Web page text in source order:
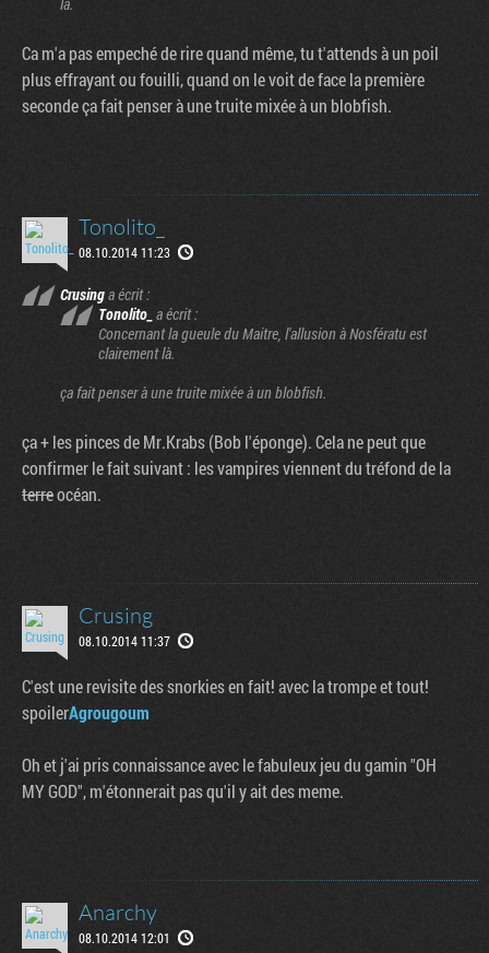
Ca m'a pas empeché de rire quand même, tu t'attends à un poil
plus effrayant ou fouilli, quand on le voit de face la première
seconde ça fait penser à une truite mixée à un blobfish.
Tonolito_
08.10.2014 11:23
Crusinga écrit :
Tonolito_ a écrit :
Concernant la gueule du Maitre, l'allusion à Nosfératu est
clairement là.
ça fait penser à une truite mixée à un blobfish.
ça + les pinces de Mr.Krabs (Bob l'éponge). Cela ne peut que
confirmer le fait suivant : les vampires viennent du tréfond de la
terreocéan.
Crusing
08.10.2014 11:37
C'est une revisite des snorkies en fait! avec la trompe et tout!
spoilerAgrougoum
Oh et j'ai pris connaissance avec le fabuleux jeu du gamin "OH
MY GOD", m'étonnerait pas qu'il y ait des meme.
Anarchy
08.10.2014 12:01